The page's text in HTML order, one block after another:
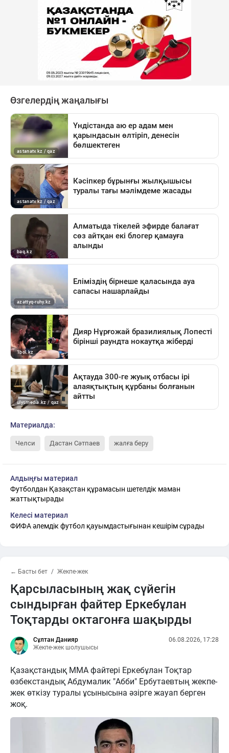
Материалда:
Челси Дастан Сәтпаев жалға беру
Алдыңғы материал
Футболдан Қазақстан құрамасын шетелдік маман
жаттықтырады
Келесі материал
ФИФА әлемдік футбол қауымдастығынан кешірім сұрады
← Басты бет Жекпе-жек
Қарсыласының жақ сүйегін
сындырған файтер Еркебұлан
Тоқтарды октагонға шақырды
Сұлтан Данияр
Жекпе-жек шолушысы
06.08.2026, 17:28
Қазақстандық ММА файтері Еркебұлан Тоқтар
өзбекстандық Абдумалик "Абби" Ербутаевтың жекпе-
жек өткізу туралы ұсынысына әзірге жауап берген
жоқ.